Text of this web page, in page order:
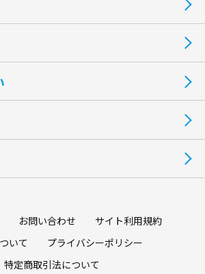
お問い合わせ
サイト利用規約
いて
プライバシーポリシー
特定商取引法について